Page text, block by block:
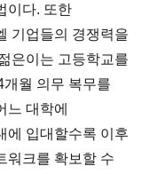
이다. 또한
기업들의 경쟁력을
은이는 고등학교를
월 의무 복무를
느 대학에
에 입대할수록 이후
워크를 확보할 수